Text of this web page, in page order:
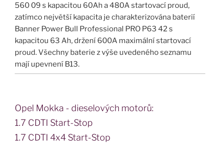
560 09 s kapacitou 60Ah a 480A startovací proud,
zatímco největší kapacita je charakterizována baterií
Banner Power Bull Professional PRO P63 42 s
kapacitou 63 Ah, držení 600A maximální startovací
proud. Všechny baterie z výše uvedeného seznamu
mají upevnení B13.
Opel Mokka - dieselových motorů:
1.7 CDTI Start-Stop
1.7 CDTI 4x4 Start-Stop